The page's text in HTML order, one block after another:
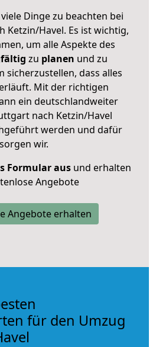
Dinge zu beachten bei
Ketzin/Havel. Es ist wichtig,
um alle Aspekte des
zu planen und zu
sicherzustellen, dass alles
Mit der richtigen
ein deutschlandweiter
nach Ketzin/Havel
werden und dafür
sorgen wir.
Formular ausund erhalten
Angebote
Angebote erhalten
für den Umzug